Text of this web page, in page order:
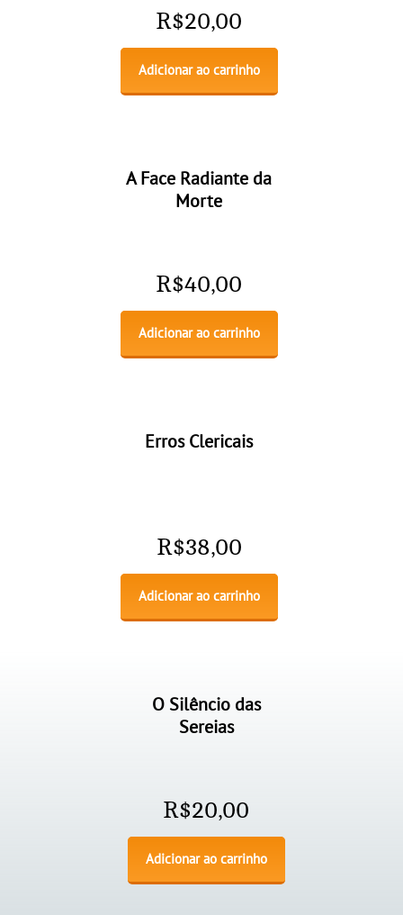
R$20,00
Adicionar ao carrinho
A Face Radiante da
Morte
R$40,00
Adicionar ao carrinho
Erros Clericais
R$38,00
Adicionar ao carrinho
O Silêncio das
Sereias
R$20,00
Adicionar ao carrinho